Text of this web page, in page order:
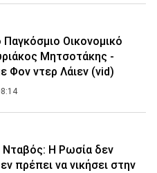
Οικονομικό
Μητσοτάκης -
Φον ντερ Λάιεν (vid)
Νταβός: Η Ρωσία δεν
πρέπει να νικήσει στην